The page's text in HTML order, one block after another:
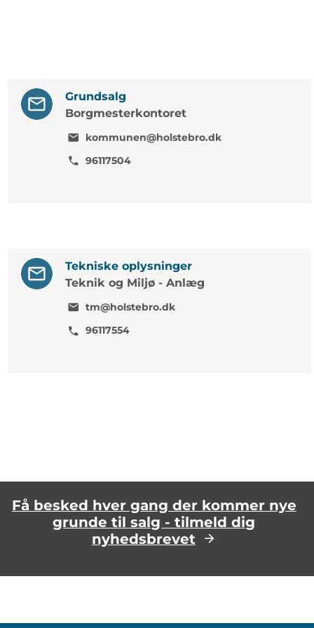
Grundsalg
Borgmesterkontoret
mail
kommunen@holstebro.dk
phone 96117504
Tekniske oplysninger
Teknik og Miljø - Anlæg
mail tm@holstebro.dk
phone 96117554
Få besked hver gang der kommer nye
grunde til salg - tilmeld dig
nyhedsbrevet